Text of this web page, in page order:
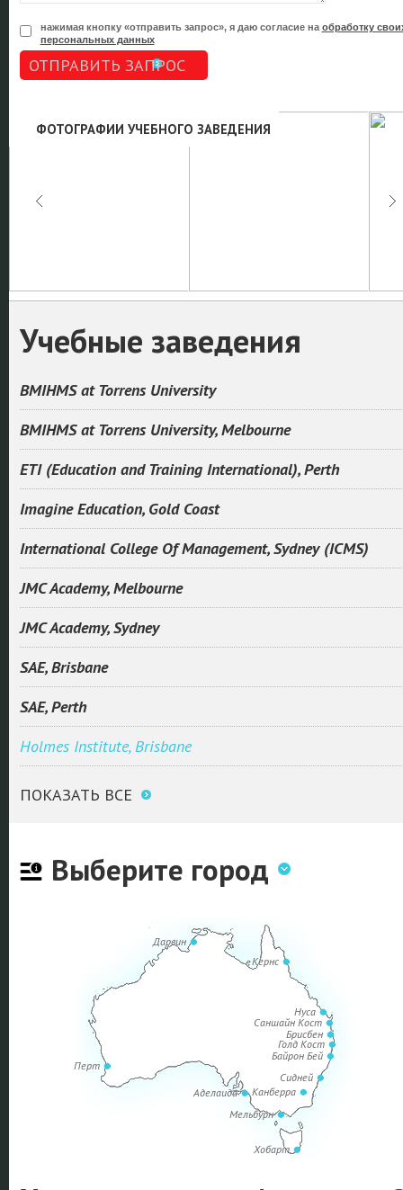
нажимая кнопку «отправить запрос», я даю согласие на обработку
персональных данных
ОТПРАВИТЬ ЗАПРОС
ФОТОГРАФИИ УЧЕБНОГО ЗАВЕДЕНИЯ
Учебные заведения
BMIHMS at Torrens University
BMIHMS at Torrens University, Melbourne
ETI (Education and Training International), Perth
Imagine Education, Gold Coast
International College Of Management, Sydney (ICMS)
JMC Academy, Melbourne
JMC Academy, Sydney
SAE, Brisbane
SAE, Perth
Holmes Institute, Brisbane
ПОКАЗАТЬ ВСЕ
Выберите город
Сидней
Аделаида
Байрон Бей
Брисбен
Голд Кост
Канберра
Кернс
Мельбурн
Перт
Саншайн Кост
Хобарт
Нуса
Дарвин